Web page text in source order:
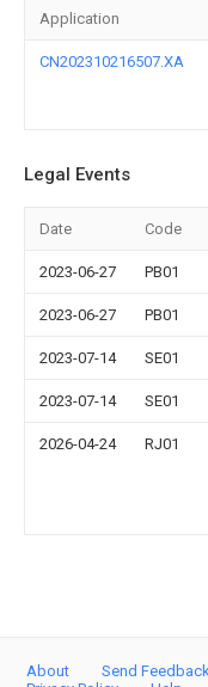
Application
CN202310216507.XA
Legal Events
Date Code
2023-06-27 PB01
2023-06-27 PB01
2023-07-14 SE01
2023-07-14 SE01
2026-04-24 RJ01
About Send